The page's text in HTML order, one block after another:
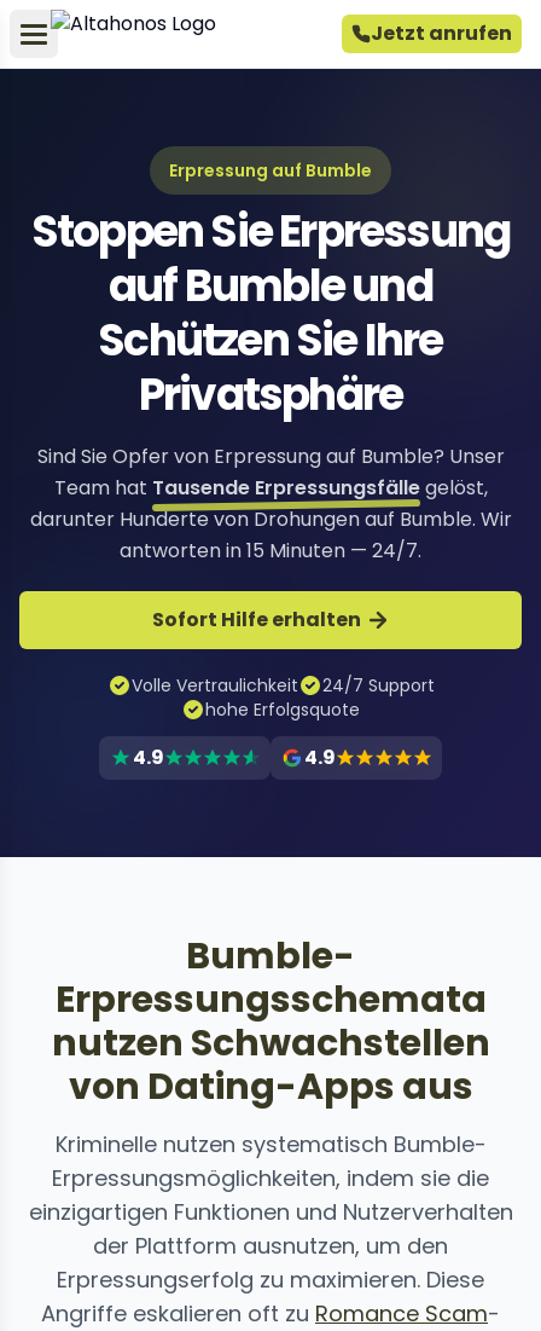
Jetzt anrufen
Erpressung auf Bumble
Stoppen Sie Erpressung
auf Bumble und
Schützen Sie Ihre
Privatsphäre
Sind Sie Opfer von Erpressung auf Bumble? Unser
Team hat Tausende Erpressungsfällegelöst,
darunter Hunderte von Drohungen auf Bumble. Wir
antworten in 15 Minuten — 24/7.
Sofort Hilfe erhalten
Volle Vertraulichkeit
24/7 Support
hohe Erfolgsquote
4.9 4.9
Bumble-
Erpressungsschemata
nutzen Schwachstellen
von Dating-Apps aus
Kriminelle nutzen systematisch Bumble-
Erpressungsmöglichkeiten, indem sie die
einzigartigen Funktionen und Nutzerverhalten
der Plattform ausnutzen, um den
Erpressungserfolg zu maximieren. Diese
Angriffe eskalieren oft zu Romance Scam-